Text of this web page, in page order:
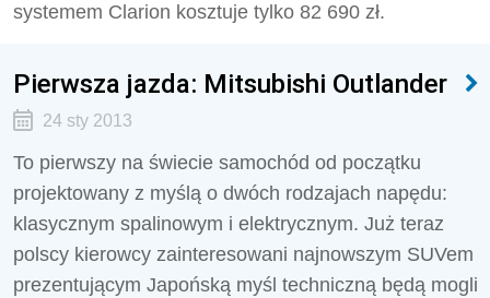
systemem Clarion kosztuje tylko 82 690 zł.
Pierwsza jazda: Mitsubishi Outlander
24 sty 2013
To pierwszy na świecie samochód od początku
projektowany z myślą o dwóch rodzajach napędu:
klasycznym spalinowym i elektrycznym. Już teraz
polscy kierowcy zainteresowani najnowszym SUVem
prezentującym Japońską myśl techniczną będą mogli